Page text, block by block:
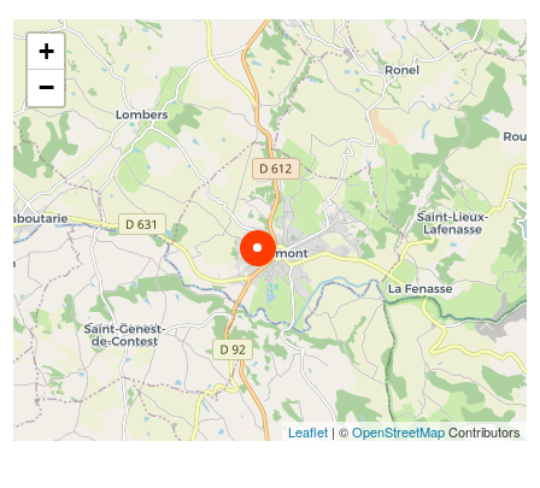
+
−
Leaflet| ©OpenStreetMapContributors